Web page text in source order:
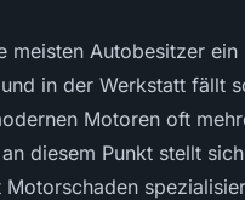
meisten Autobesitzer
in der Werkstatt fällt
Motoren oft
diesem Punkt stellt